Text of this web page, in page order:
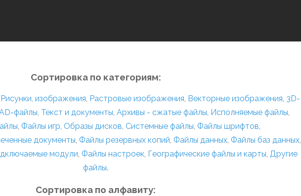
Сортировка по категориям:
Рисунки, изображения, Растровые изображения, Векторные изображения, 3D-
файлы, Текст и документы, Архивы - сжатые файлы, Исполняемые файлы,
, Файлы игр, Образы дисков, Системные файлы, Файлы шрифтов,
документы, Файлы резервных копий, Файлы данных, Файлы баз данных,
модули, Файлы настроек, Географические файлы и карты, Другие
файлы.
Сортировка по алфавиту: